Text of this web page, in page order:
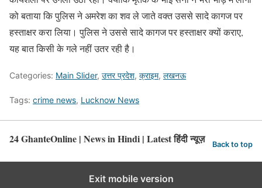
को बताया कि पुलिस ने अमरेश का शव ले जाते वक्त उससे सादे कागज पर
हस्ताक्षर करा लिया। पुलिस ने उससे सादे कागज पर हस्ताक्षर क्यों कराए,
यह बात किसी के गले नहीं उतर रही है।
Categories: Main Slider, उत्तर प्रदेश, क्राइम, लखनऊ
Tags: crime news, Lucknow News
24 GhanteOnline | News in Hindi | Latest हिंदी न्यूज़ Back to top
Exit mobile version